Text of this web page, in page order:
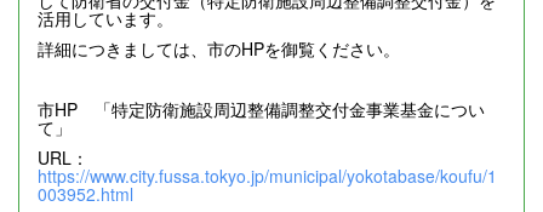
活用しています。
詳細につきましては、市のHPを御覧ください。
市HP 「特定防衛施設周辺整備調整交付金事業基金につい
て」
URL：
https://www.city.fussa.tokyo.jp/municipal/yokotabase/koufu/1
003952.html